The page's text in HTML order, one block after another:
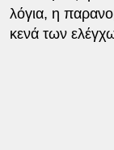
λόγια, η
κενά των